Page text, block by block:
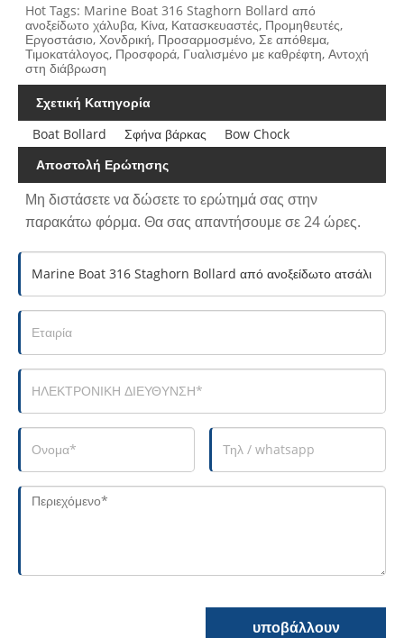
Hot Tags: Marine Boat 316 Staghorn Bollard από
ανοξείδωτο χάλυβα, Κίνα, Κατασκευαστές, Προμηθευτές,
Εργοστάσιο, Χονδρική, Προσαρμοσμένο, Σε απόθεμα,
Τιμοκατάλογος, Προσφορά, Γυαλισμένο με καθρέφτη, Αντοχή
στη διάβρωση
Σχετική Κατηγορία
Boat Bollard
Σφήνα βάρκας
Bow Chock
Αποστολή Ερώτησης
Μη διστάσετε να δώσετε το ερώτημά σας στην
παρακάτω φόρμα. Θα σας απαντήσουμε σε 24 ώρες.
υποβάλλουν